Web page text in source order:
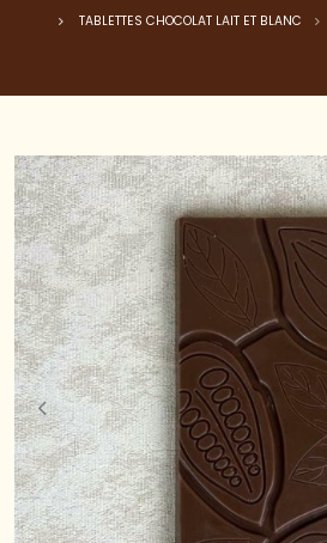
TABLETTES CHOCOLAT LAIT ET BLANC